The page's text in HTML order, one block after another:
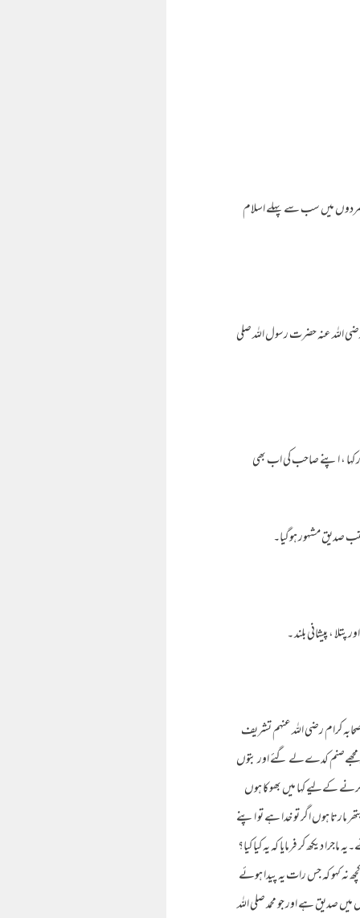
میں سب سے پہلے اسلام
اللہ عنہ حضرت رسول اللہ صلی
، اپنے صاحب کی اب بھی
صدیق مشہور ہوگیا۔
، پیشانی بلند ۔
کرام رضی اللہ عنہم تشریف
مجھےصنم کدےلے گئے اور بتوں
کےلیے کہا میں بھوکا ہوں
مارتا ہوں اگر تو خدا ہے تو اپنے
دیکھ کر فرمایا کہ یہ کیا کیا؟
نہ کہو کہ جس رات یہ پیدا ہوئے
صدیق ہے اور جو محمد صلی اللہ